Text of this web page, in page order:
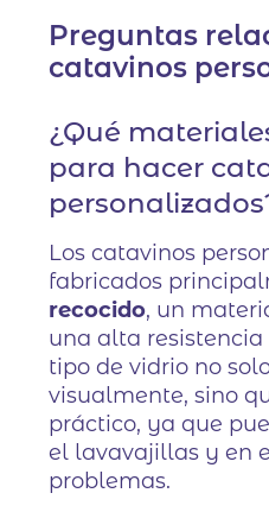
Preguntas
catavinos
¿Qué
para hacer
Los catavinos
fabricados
recocido, un
una alta
tipo de vidrio no
visualmente, sino
práctico, ya que
el lavavajillas y en
problemas.